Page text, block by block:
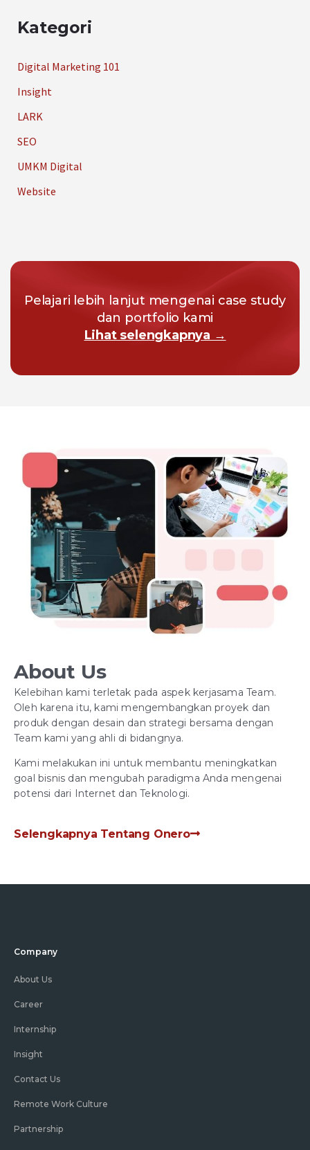
Kategori
Digital Marketing 101
Insight
LARK
SEO
UMKM Digital
Website
Pelajari lebih lanjut mengenai case study
dan portfolio kami
Lihat selengkapnya →
About Us
Kelebihan kami terletak pada aspek kerjasama Team.
Oleh karena itu, kami mengembangkan proyek dan
produk dengan desain dan strategi bersama dengan
Team kami yang ahli di bidangnya.
Kami melakukan ini untuk membantu meningkatkan
goal bisnis dan mengubah paradigma Anda mengenai
potensi dari Internet dan Teknologi.
Selengkapnya Tentang Onero
Company
About Us
Career
Internship
Insight
Contact Us
Remote Work Culture
Partnership